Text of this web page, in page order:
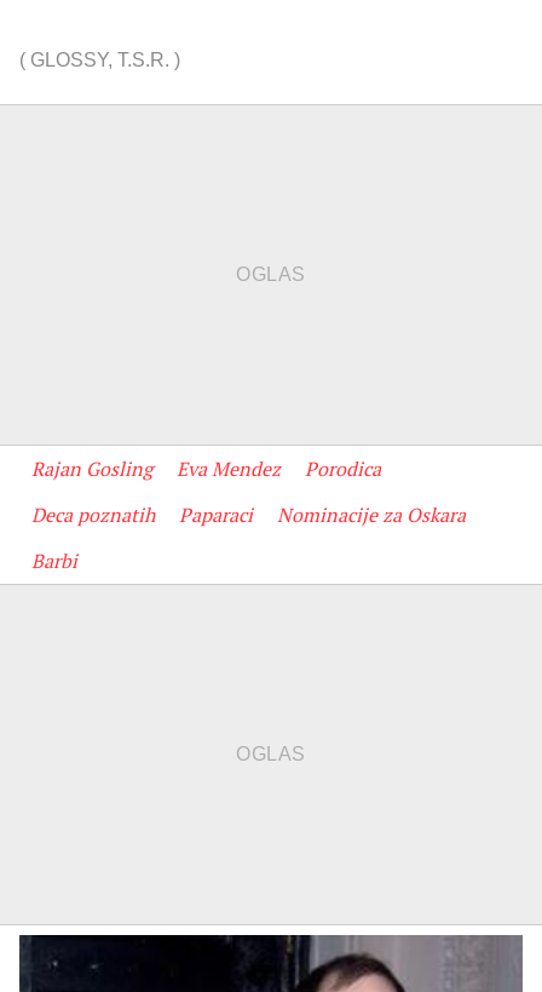
( GLOSSY, T.S.R. )
Rajan Gosling Eva Mendez
Porodica
Deca poznatih
Paparaci
Nominacije za Oskara
Barbi